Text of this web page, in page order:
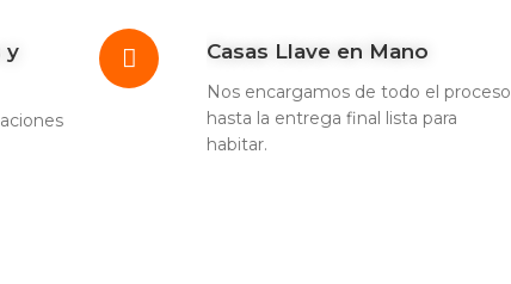
y
Casas Llave en Mano
Nos encargamos de todo el proceso
hasta la entrega final lista para
habitar.